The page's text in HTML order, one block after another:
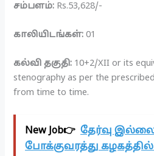
சம்பளம்: Rs.53,628/-
காலியிடங்கள்: 01
கல்வி தகுதி: 10+2/XII or its
stenography as per the
from time to time.
New Job👉 தேர்வு இல்லை!
போக்குவரத்து கழகத்தில்